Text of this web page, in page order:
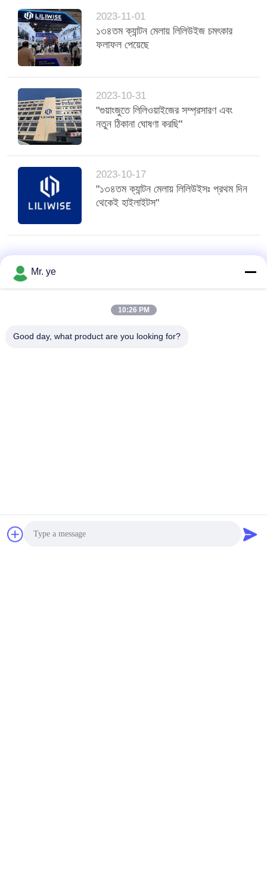
2023-11-01
১৩৪তম ক্যান্টন মেলায় লিলিউইজ চমৎকার
ফলাফল পেয়েছে
2023-10-31
"গুয়াংজুতে লিলিওয়াইজের সম্প্রসারণ এবং
নতুন ঠিকানা ঘোষণা করছি"
2023-10-17
"১৩৪তম ক্যান্টন মেলায় লিলিউইসঃ প্রথম দিন
থেকেই হাইলাইটস"
Mr. ye
10:26 PM
Good day, what product are you looking for?